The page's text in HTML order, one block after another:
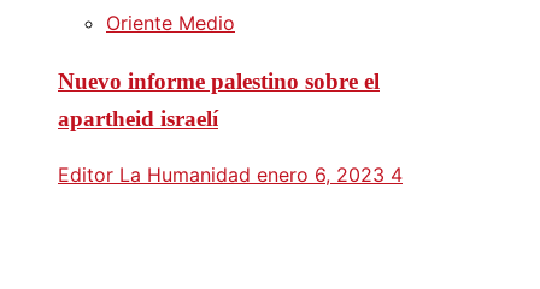
Oriente Medio
Nuevo informe palestino sobre el
apartheid israelí
Editor La Humanidad enero 6, 2023 4